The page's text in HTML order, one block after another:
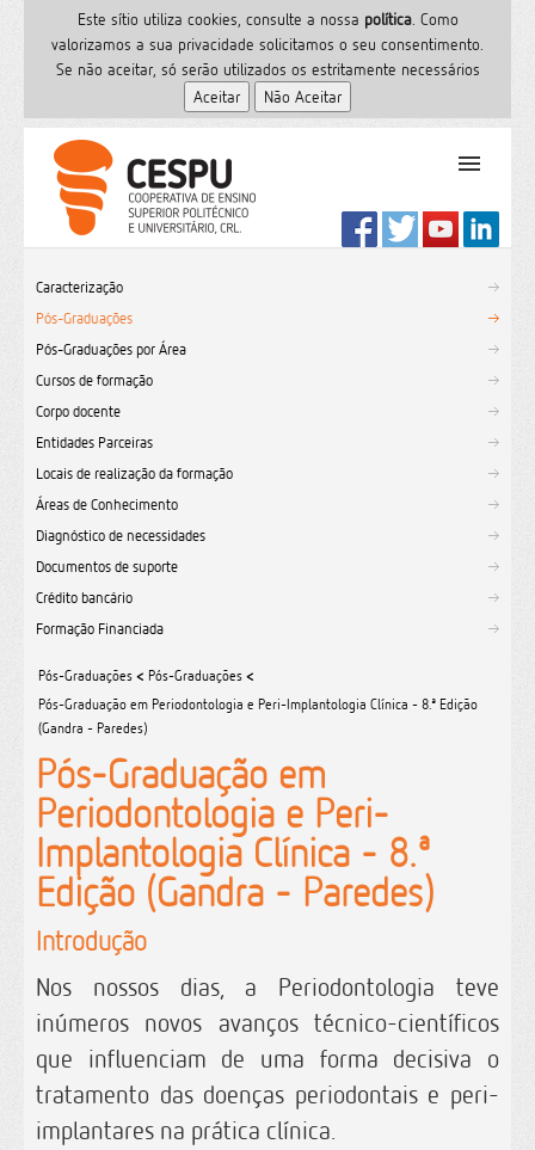
Este sítio utiliza cookies, consulte a nossa polí­tica. Como
valorizamos a sua privacidade solicitamos o seu consentimento.
Se não aceitar, só serão utilizados os estritamente necessários
PT
Formação
Serviços de Saúde
CESPU
Sites do grupo
Utilizador
Contactos
Caracterização
Pós-Graduações
Pós-Graduações por Área
Cursos de formação
Corpo docente
Entidades Parceiras
Locais de realização da formação
Áreas de Conhecimento
Diagnóstico de necessidades
Documentos de suporte
Crédito bancário
Formação Financiada
Pós-Graduações < Pós-Graduações <
Pós-Graduação em Periodontologia e Peri-Implantologia Clínica - 8.ª Edição
(Gandra - Paredes)
Pós-Graduação em
Periodontologia e Peri-
Implantologia Clínica - 8.ª
Edição (Gandra - Paredes)
Introdução
Nos nossos dias, a Periodontologia teve
inúmeros novos avanços técnico-científicos
que influenciam de uma forma decisiva o
tratamento das doenças periodontais e peri-
implantares na prática clínica.